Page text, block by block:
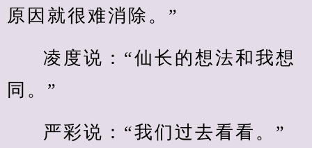
原因就很难消除。”
凌度说：“仙长的想法和我想
同。”
严彩说：“我们过去看看。”